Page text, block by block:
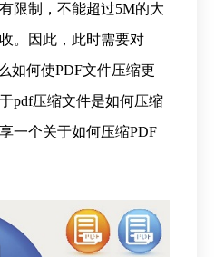
限制，不能超过5M的大
。因此，此时需要对
如何使PDF文件压缩更
pdf压缩文件是如何压缩
一个关于如何压缩PDF